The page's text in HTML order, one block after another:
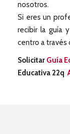
nosotros.
Si eres un
recibir la guía
centro a través
Solicitar Guía
Educativa 22q